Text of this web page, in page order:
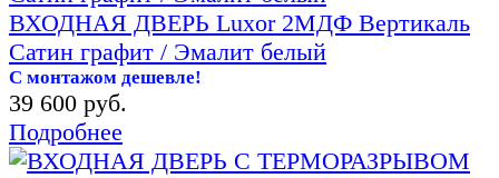
ВХОДНАЯ ДВЕРЬ Luxor 2МДФ Вертикаль
Сатин графит / Эмалит белый
С монтажом дешевле!
39 600 руб.
Подробнее